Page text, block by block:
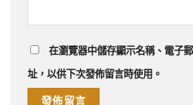
在瀏覽器中儲存顯示名稱、電子
址，以供下次發佈留言時使用。